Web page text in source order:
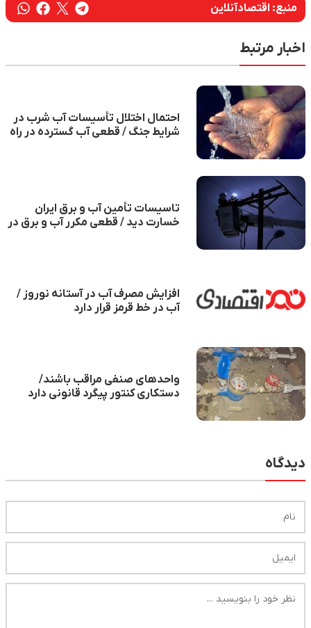
منبع: اقتصادآنلاین
اخبار مرتبط
احتمال اختلال تأسیسات آب شرب در
شرایط جنگ / قطعی آب گسترده در راه
تاسیسات تأمین آب و برق ایران
خسارت دید / قطعی مکرر آب و برق در
افزایش مصرف آب در آستانه نوروز /
آب در خط قرمز قرار دارد
واحد‌های صنفی مراقب باشند/
دستکاری کنتور پیگرد قانونی دارد
دیدگاه